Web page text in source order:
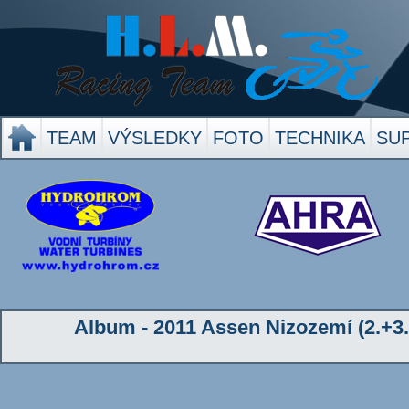
TEAM VÝSLEDKY FOTO TECHNIKA
Album - 2011 Assen Nizozemí